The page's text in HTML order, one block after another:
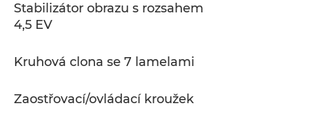
Stabilizátor obrazu s rozsahem
4,5 EV
Kruhová clona se 7 lamelami
Zaostřovací/ovládací kroužek